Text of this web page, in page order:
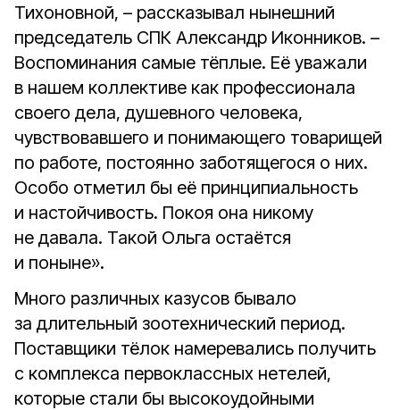
Тихоновной, – рассказывал нынешний
председатель СПК Александр Иконников. –
Воспоминания самые тёплые. Её уважали
в нашем коллективе как профессионала
своего дела, душевного человека,
чувствовавшего и понимающего товарищей
по работе, постоянно заботящегося о них.
Особо отметил бы её принципиальность
и настойчивость. Покоя она никому
не давала. Такой Ольга остаётся
и поныне».
Много различных казусов бывало
за длительный зоотехнический период.
Поставщики тёлок намеревались получить
с комплекса первоклассных нетелей,
которые стали бы высокоудойными